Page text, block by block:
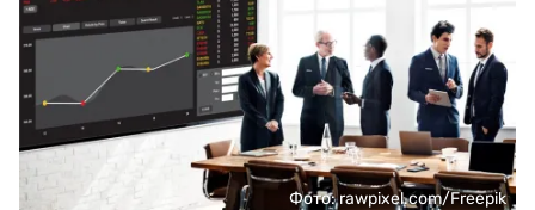
Фото: rawpixel.com/Freepik